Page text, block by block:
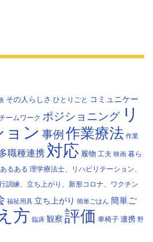
その人らしさ ひとりごと コミュニケー
ームワーク ポジショニング リ
ン 事例作業療法 作業
職種連携対応 履物 工夫 映画 暮ら
るある 理学療法士、リハビリテーション、
訓練、立ち上がり、新形コロナ、ワクチン
福祉用具 立ち上がり 簡単ごはん 簡単ご
方 臨床 観察 評価 車椅子 連携 野